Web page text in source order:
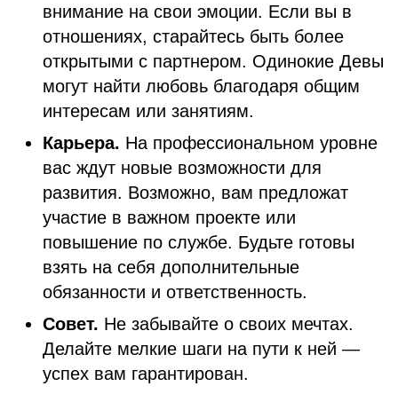
внимание на свои эмоции. Если вы в
отношениях, старайтесь быть более
открытыми с партнером. Одинокие Девы
могут найти любовь благодаря общим
интересам или занятиям.
Карьера. На профессиональном уровне
вас ждут новые возможности для
развития. Возможно, вам предложат
участие в важном проекте или
повышение по службе. Будьте готовы
взять на себя дополнительные
обязанности и ответственность.
Совет. Не забывайте о своих мечтах.
Делайте мелкие шаги на пути к ней —
успех вам гарантирован.